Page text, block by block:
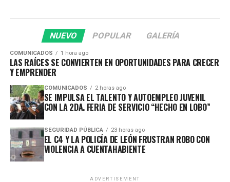
NUEVO POPULAR GALERÍA
COMUNICADOS 1 hora ago
LAS RAÍCES SE CONVIERTEN EN OPORTUNIDADES PARA CRECER
Y EMPRENDER
COMUNICADOS 2 horas ago
SE IMPULSA EL TALENTO Y AUTOEMPLEO JUVENIL
CON LA 2DA. FERIA DE SERVICIO “HECHO EN LOBO”
SEGURIDAD PÚBLICA 23 horas ago
EL C4 Y LA POLICÍA DE LEÓN FRUSTRAN ROBO CON
VIOLENCIA A CUENTAHABIENTE
ADVERTISEMENT